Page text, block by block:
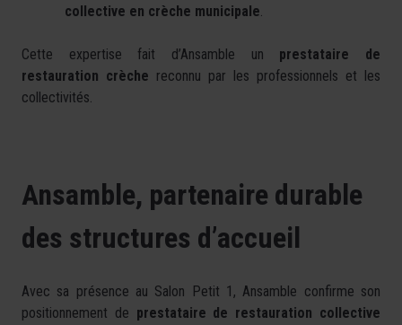
collective en crèche municipale.
Cette expertise fait d’Ansamble un prestataire de
restauration crèche reconnu par les professionnels et les
collectivités.
Ansamble, partenaire durable
des structures d’accueil
Avec sa présence au Salon Petit 1, Ansamble confirme son
positionnement de prestataire de restauration collective